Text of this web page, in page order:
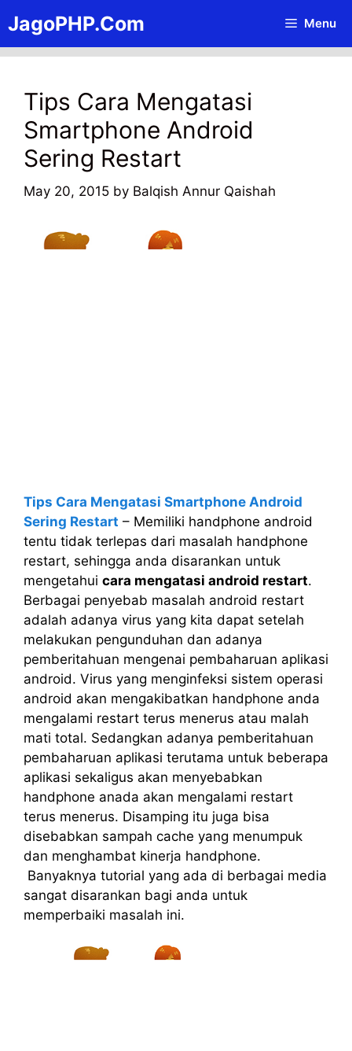
to
content
JagoPHP.Com Menu
Tips Cara Mengatasi
Smartphone Android
Sering Restart
May 20, 2015 by Balqish Annur Qaishah
Tips Cara Mengatasi Smartphone Android
Sering Restart – Memiliki handphone android
tentu tidak terlepas dari masalah handphone
restart, sehingga anda disarankan untuk
mengetahui cara mengatasi android restart.
Berbagai penyebab masalah android restart
adalah adanya virus yang kita dapat setelah
melakukan pengunduhan dan adanya
pemberitahuan mengenai pembaharuan aplikasi
android. Virus yang menginfeksi sistem operasi
android akan mengakibatkan handphone anda
mengalami restart terus menerus atau malah
mati total. Sedangkan adanya pemberitahuan
pembaharuan aplikasi terutama untuk beberapa
aplikasi sekaligus akan menyebabkan
handphone anada akan mengalami restart
terus menerus. Disamping itu juga bisa
disebabkan sampah cache yang menumpuk
dan menghambat kinerja handphone.
Banyaknya tutorial yang ada di berbagai media
sangat disarankan bagi anda untuk
memperbaiki masalah ini.